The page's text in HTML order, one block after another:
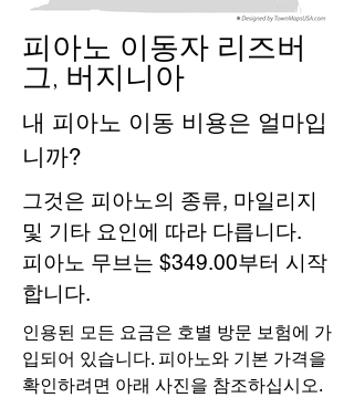
피아노 이동자 리즈버
그, 버지니아
내 피아노 이동 비용은 얼마입
니까?
그것은 피아노의 종류, 마일리지
및 기타 요인에 따라 다릅니다.
피아노 무브는 $349.00부터 시작
합니다.
인용된 모든 요금은 호별 방문 보험에 가
입되어 있습니다. 피아노와 기본 가격을
확인하려면 아래 사진을 참조하십시오.